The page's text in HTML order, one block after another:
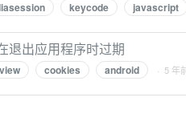
keycode javascript
退出应用程序时过期
cookies android · 5 年